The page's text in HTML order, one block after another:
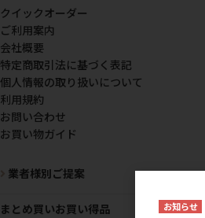
クイックオーダー
ご利用案内
会社概要
特定商取引法に基づく表記
個人情報の取り扱いについて
利用規約
お問い合わせ
お買い物ガイド
業者様別ご提案
まとめ買いお買い得品 お知らせ